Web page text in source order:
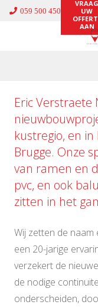
059 500 450
VRAAG
UW
AAN
Eric Verstraete
kustregio, en
Brugge. Onze
van ramen en
pvc, en ook
zitten in het
Wij zetten de
een 20-jarige
verzekert de
de nodige
onderscheiden,